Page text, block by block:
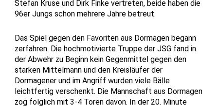
Stefan Kruse und Dirk Finke vertreten, beide haben die
96er Jungs schon mehrere Jahre betreut.
Das Spiel gegen den Favoriten aus Dormagen begann
zerfahren. Die hochmotivierte Truppe der JSG fand in
der Abwehr zu Beginn kein Gegenmittel gegen den
starken Mittelmann und den Kreisläufer der
Dormagener und im Angriff wurden viele Bälle
leichtfertig verschenkt. Die Mannschaft aus Dormagen
zog folglich mit 3-4 Toren davon. In der 20. Minute